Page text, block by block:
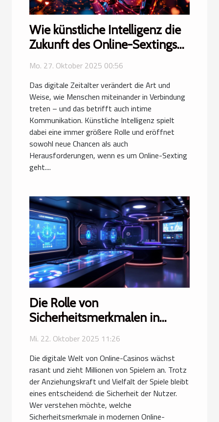
Wie künstliche Intelligenz die
Zukunft des Online-Sextings
Mo. 27. Oktober 2025 00:56
Das digitale Zeitalter verändert die Art und
Weise, wie Menschen miteinander in Verbindung
treten – und das betrifft auch intime
Kommunikation. Künstliche Intelligenz spielt
dabei eine immer größere Rolle und eröffnet
sowohl neue Chancen als auch
Herausforderungen, wenn es um Online-Sexting
geht....
Die Rolle von
Sicherheitsmerkmalen in
modernen Online-Casinos
Mi. 22. Oktober 2025 11:26
Die digitale Welt von Online-Casinos wächst
rasant und zieht Millionen von Spielern an. Trotz
der Anziehungskraft und Vielfalt der Spiele bleibt
eines entscheidend: die Sicherheit der Nutzer.
Wer verstehen möchte, welche
Sicherheitsmerkmale in modernen Online-